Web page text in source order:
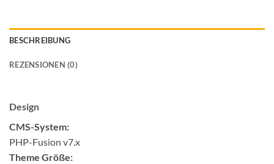
BESCHREIBUNG
REZENSIONEN (0)
Design
CMS-System:
PHP-Fusion v7.x
Theme Größe: